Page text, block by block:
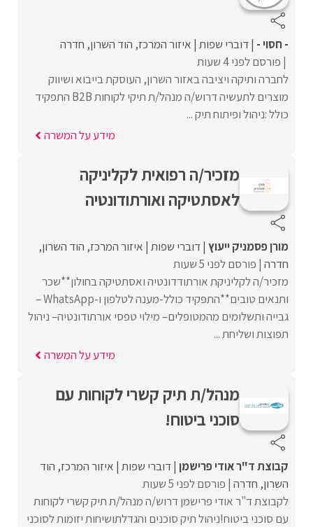
- חסוי - דוברי שפות איזור המרכז הוד השרון חדרה
פורסם לפני 4 שעות
לחברה ותיקה ויציבה באזור השרון, העוסקת בייבוא ושיווק
מוצרים לתעשיה דרוש/ה מנהל/ת תיקי לקוחות B2B התפקיד
כולל :ניהול ופיתוח תיק ...
מידע על המשרה
מזכיר/ה רפואית לקליניקה
לאסתטיקה ואורתודונטיה
מורן פסמניק ייעוץ דוברי שפות איזור המרכז הוד השרון
חדרה פורסם לפני 5 שעות
מזכיר/ה לקליניקת אורתודדונטיה ואסתטיקה בחולון**שכר
ותנאים טובים**התפקיד כולל-מענה לטלפון ו-WhatsApp –
גבייה ותשלומים מהמטופלים– מילוי טפסי אורתודונטיה– ניהול
תפוצות ושליחת ...
מידע על המשרה
מנהל/ת תיק קשרי לקוחות עם
סוכני ביטוח!
קבוצת ד"ר אודי פרישמן דוברי שפות איזור המרכז הוד
השרון חדרה פורסם לפני 5 שעות
לקבוצת ד"ר אודי פרישמן דרוש/ה מנהל/ת תיק קשרי לקוחות
עם סוכני ביטוח!ניהול תיק סוכנים והגדלתושיחות יזומות לסוכני